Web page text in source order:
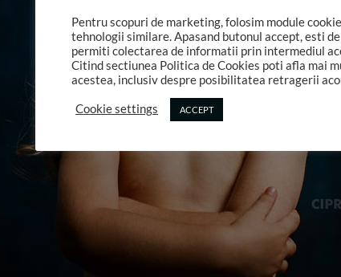
Pentru scopuri de marketing, folosim module
tehnologii similare. Apasand butonul accept, esti de
permiti colectarea de informatii prin intermediul
Citind sectiunea Politica de Cookies poti afla mai
acestea, inclusiv despre posibilitatea retragerii
Cookie settings ACCEPT